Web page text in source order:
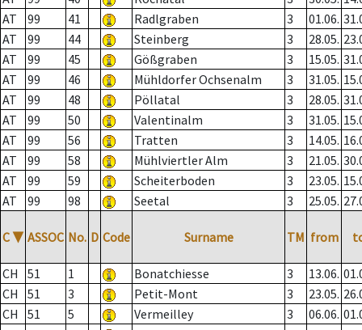
AT
99 41 Radlgraben 3 01.06.
AT
99 44 Steinberg 3 28.05.
AT
99 45 Gößgraben 3 15.05.
AT
99 46 Mühldorfer Ochsenalm 3 31.05.
AT
99 48 Pöllatal 3 28.05.
AT
99 50 Valentinalm 3 31.05.
AT
99 56 Tratten 3 14.05.
AT
99 58 Mühlviertler Alm 3 21.05.
AT
99 59 Scheiterboden 3 23.05.
AT
99 98 Seetal 3 25.05.
C ▼ ASSOC No. D Code Surname TM from
CH 51 1 Bonatchiesse 3 13.06.
CH
51 3 Petit-Mont 3 23.05.
CH
51 5 Vermeilley 3 06.06.